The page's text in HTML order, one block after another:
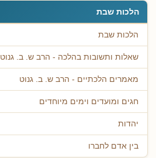
הלכות שבת
הלכות שבת
שאלות ותשובות בהלכה - הרב ש. ב. גנוט
מאמרים הלכתיים - הרב ש. ב. גנוט
חגים ומועדים וימים מיוחדים
יהדות
בין אדם לחברו